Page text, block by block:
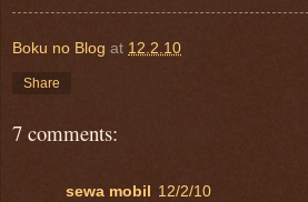
Boku no Blog at 12.2.10
Share
7 comments:
sewa mobil 12/2/10